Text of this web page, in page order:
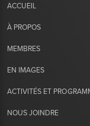
ACCUEIL
À PROPOS
MEMBRES
EN IMAGES
ACTIVITÉS ET
NOUS JOINDRE